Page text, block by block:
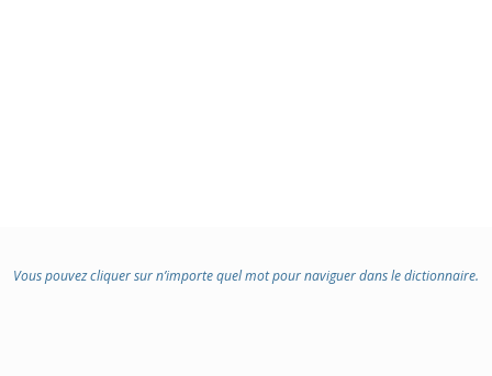
Vous pouvez cliquer sur n’importe quel mot pour naviguer dans le dictionnaire.